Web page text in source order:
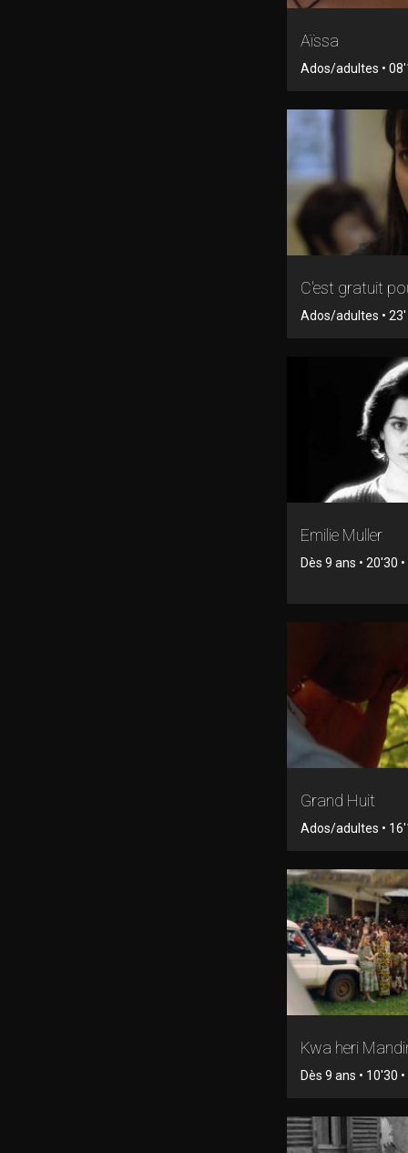
Aïssa
Ados/adultes •
C'est gratuit
Ados/adultes • 23'
Emilie Muller
Dès 9 ans • 20'30
Grand Huit
Ados/adultes •
Kwa heri
Dès 9 ans • 10'30